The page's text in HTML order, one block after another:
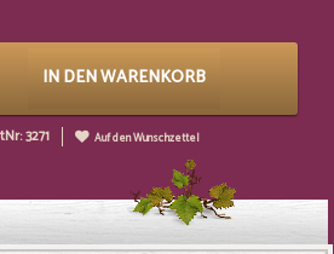
IN DEN WARENKORB
3271 Auf den Wunschzettel